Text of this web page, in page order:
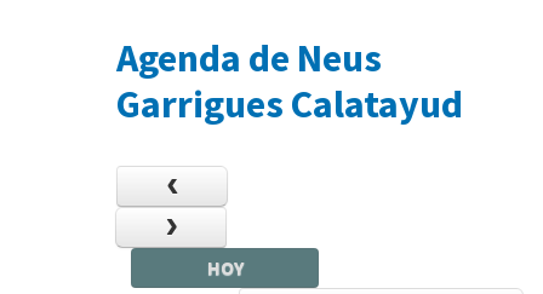
Agenda de Neus
Garrigues Calatayud
HOY